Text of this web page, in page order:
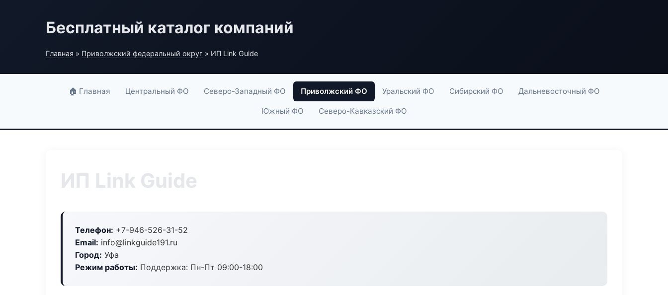
Бесплатный каталог компаний
Главная » Приволжский федеральный округ » ИП Link Guide
🏠 Главная Центральный ФО Северо-Западный ФО Приволжский ФО Уральский ФО Сибирский ФО Дальневосточный ФО
Южный ФО Северо-Кавказский ФО
ИП Link Guide
Телефон: +7-946-526-31-52
Email: info@linkguide191.ru
Город: Уфа
Режим работы: Поддержка: Пн-Пт 09:00-18:00